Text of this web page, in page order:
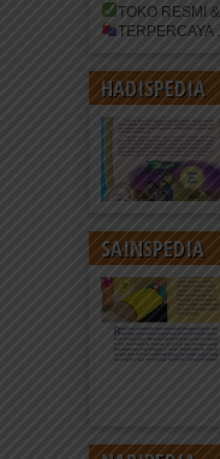
TOKO RESMI &
TERPERCAYA
HADISPEDIA
SAINSPEDIA